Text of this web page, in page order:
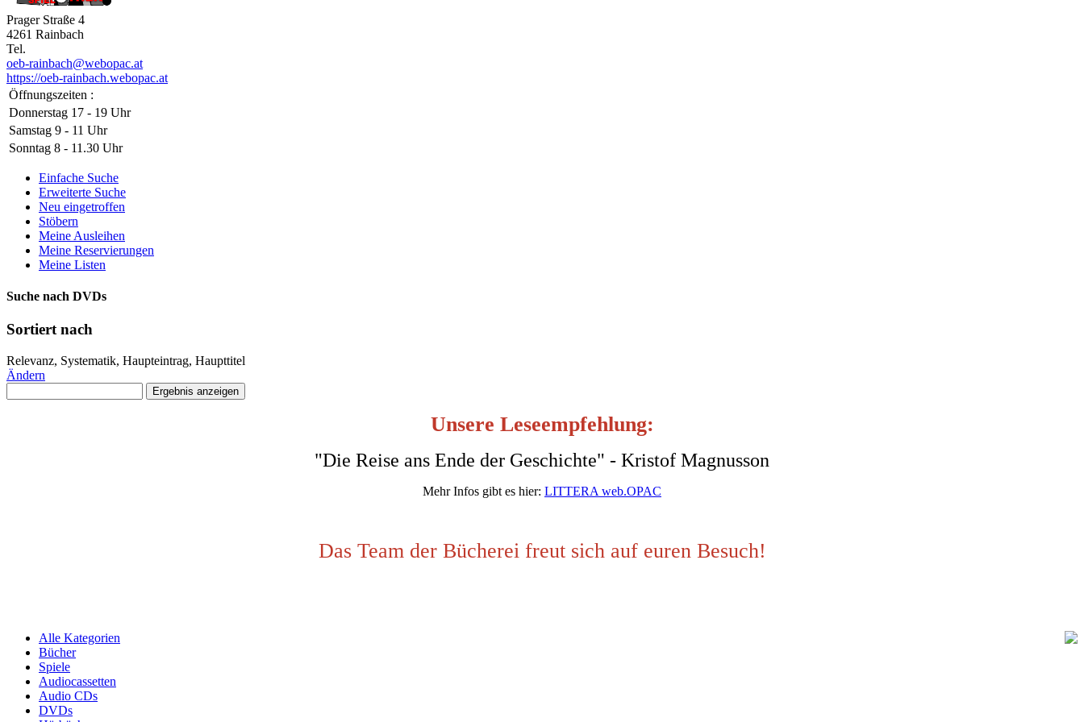
Prager Straße 4
4261 Rainbach
Tel.
oeb-rainbach@webopac.at
https://oeb-rainbach.webopac.at
Öffnungszeiten :
Donnerstag 17 - 19 Uhr
Samstag 9 - 11 Uhr
Sonntag 8 - 11.30 Uhr
Einfache Suche
Erweiterte Suche
Neu eingetroffen
Stöbern
Meine Ausleihen
Meine Reservierungen
Meine Listen
Suche nach DVDs
Sortiert nach
Relevanz, Systematik, Haupteintrag, Haupttitel
Ändern
Unsere Leseempfehlung:
"Die Reise ans Ende der Geschichte" - Kristof Magnusson
Mehr Infos gibt es hier: LITTERA web.OPAC
Das Team der Bücherei freut sich auf euren Besuch!
Alle Kategorien
Bücher
Spiele
Audiocassetten
Audio CDs
DVDs